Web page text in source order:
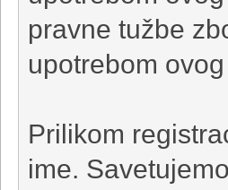
pravne tužbe
upotrebom
Prilikom
ime.